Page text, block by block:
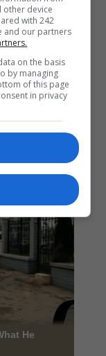
other device
with 242
and our partners
on the basis
by managing
of this page
in privacy